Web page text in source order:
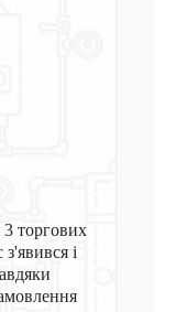
торгових
і